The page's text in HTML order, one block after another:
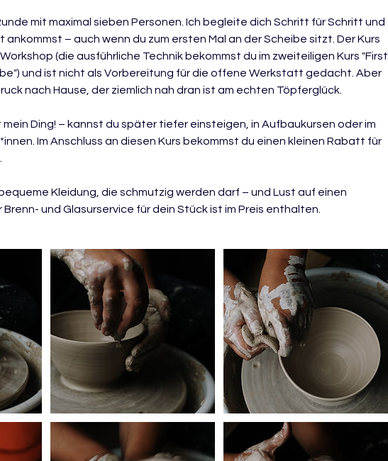
mit maximal sieben Personen. Ich begleite dich Schritt für Schritt und
– auch wenn du zum ersten Mal an der Scheibe sitzt. Der Kurs
(die ausführliche Technik bekommst du im zweiteiligen Kurs "First
und ist nicht als Vorbereitung für die offene Werkstatt gedacht. Aber
nach Hause, der ziemlich nah dran ist am echten Töpferglück.
mein Ding! – kannst du später tiefer einsteigen, in Aufbaukursen oder im
Im Anschluss an diesen Kurs bekommst du einen kleinen Rabatt für
Kleidung, die schmutzig werden darf – und Lust auf einen
und Glasurservice für dein Stück ist im Preis enthalten.